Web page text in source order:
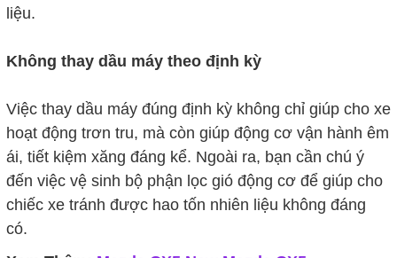
liệu.
Không thay dầu máy theo định kỳ
Việc thay dầu máy đúng định kỳ không chỉ giúp cho xe
hoạt động trơn tru, mà còn giúp động cơ vận hành êm
ái, tiết kiệm xăng đáng kể. Ngoài ra, bạn cần chú ý
đến việc vệ sinh bộ phận lọc gió động cơ để giúp cho
chiếc xe tránh được hao tốn nhiên liệu không đáng
có.